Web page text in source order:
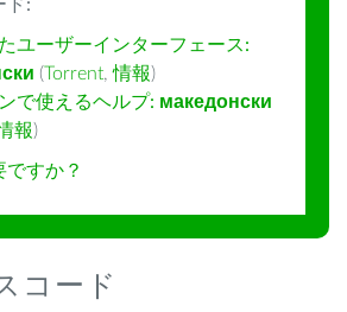
ド:
ユーザーインターフェース:
(Torrent,情報)
で使えるヘルプ: македонски
報)
すか？
コード